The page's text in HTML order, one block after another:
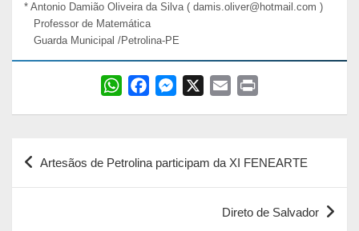
* Antonio Damião Oliveira da Silva ( damis.oliver@hotmail.com )
Professor de Matemática
Guarda Municipal /Petrolina-PE
W
s
A
b
o
e
n
l
t
Navegação
Artesãos de Petrolina participam da XI FENEARTE
Direto de Salvador